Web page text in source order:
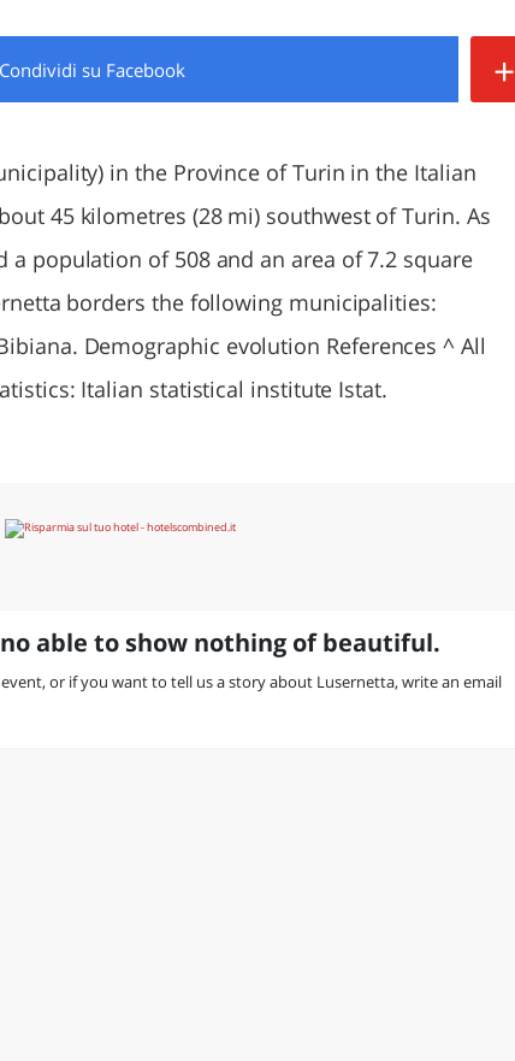
LAZIO SARDEGNA
su Facebook +
in the Province of Turin in the Italian
45 kilometres (28 mi) southwest of Turin. As
a population of 508 and an area of 7.2 square
borders the following municipalities:
Demographic evolution References ^ All
Italian statistical institute Istat.
able to show nothing of beautiful.
or if you want to tell us a story about Lusernetta, write an email